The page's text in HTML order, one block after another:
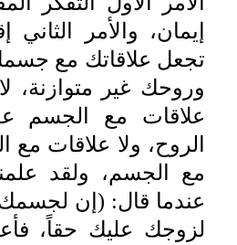
إيمان، والأمر الثاني
تجعل علاقاتك مع
وروحك غير متوازنة،
علاقات مع الجسم
الروح، ولا علاقات مع
مع الجسم، ولقد
عندما قال: (إن
لزوجك عليك حقاً،